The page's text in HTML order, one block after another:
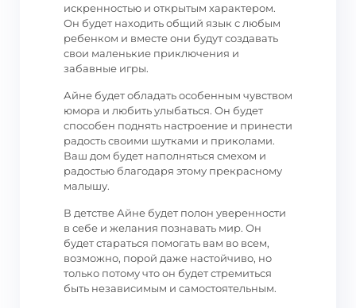
искренностью и открытым характером.
Он будет находить общий язык с любым
ребенком и вместе они будут создавать
свои маленькие приключения и
забавные игры.
Айне будет обладать особенным чувством
юмора и любить улыбаться. Он будет
способен поднять настроение и принести
радость своими шутками и приколами.
Ваш дом будет наполняться смехом и
радостью благодаря этому прекрасному
малышу.
В детстве Айне будет полон уверенности
в себе и желания познавать мир. Он
будет стараться помогать вам во всем,
возможно, порой даже настойчиво, но
только потому что он будет стремиться
быть независимым и самостоятельным.